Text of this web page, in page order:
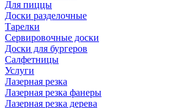
Для пиццы
Доски разделочные
Тарелки
Сервировочные доски
Доски для бургеров
Салфетницы
Услуги
Лазерная резка
Лазерная резка фанеры
Лазерная резка дерева